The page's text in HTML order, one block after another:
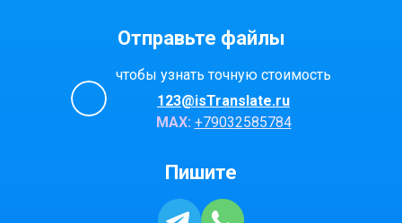
Отправьте файлы
чтобы узнать точную стоимость
123@isTranslate.ru
МАХ: +79032585784
Пишите